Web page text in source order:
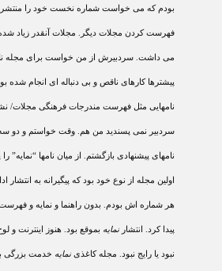
بودم که می خواست شماره نخست خود را منتشر
فهرست کردن مجلات ديگر. مجلات آنقدر زياد شده
می داشت. سردبيرش از من خواست برای مجله
پيشترها کارهای ناقص و بی دنباله ای انجام شده
نامهايی مثل فهرست مندرجات فرهنگی مجلات/
سردبير نمی پسنديد من هم. وقت خواستم و دو سه
نامهای پيشنهادی بازگشتم. از ميان نامها “نمايه”
اولين مجله از نوع خود بود که پيگيرانه به انتشار
هر شماره اش بودم. بدون راهنما و نمايه و
پيدا کرد. انتشار نمايه بموقع بود. هنوز اينترنت و
نبود يا رايج نبود. مجله کاغذی نمايه خدمت بزرگی